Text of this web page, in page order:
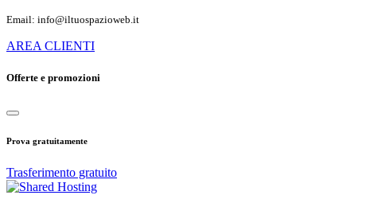
Email: info@iltuospazioweb.it
AREA CLIENTI
Offerte e promozioni
Prova gratuitamente
Trasferimento gratuito